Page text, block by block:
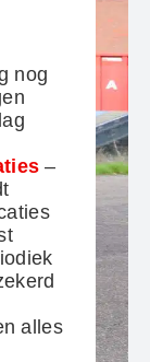
nog
–
alles